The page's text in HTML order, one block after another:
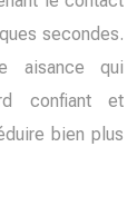
secondes.
aisance qui
confiant et
bien plus